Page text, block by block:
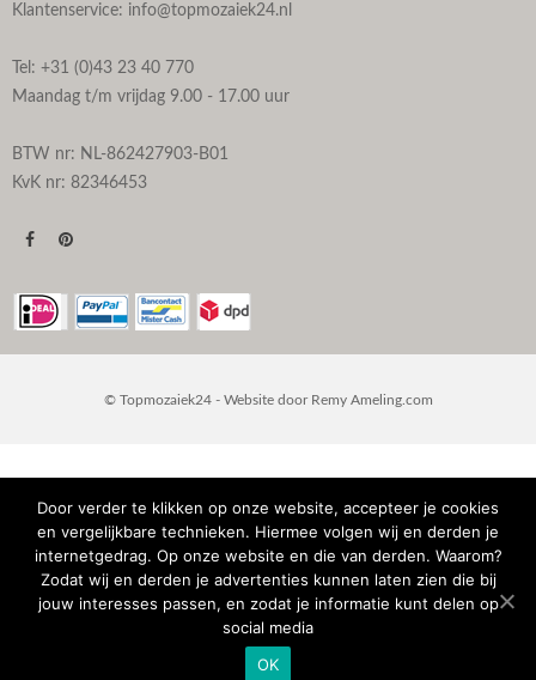
Klantenservice: info@topmozaiek24.nl
Tel: +31 (0)43 23 40 770
Maandag t/m vrijdag 9.00 - 17.00 uur
BTW nr: NL-862427903-B01
KvK nr: 82346453
© Topmozaiek24 - Website door Remy Ameling.com
Door verder te klikken op onze website, accepteer je cookies
en vergelijkbare technieken. Hiermee volgen wij en derden je
internetgedrag. Op onze website en die van derden. Waarom?
Zodat wij en derden je advertenties kunnen laten zien die bij
jouw interesses passen, en zodat je informatie kunt delen op
social media
OK